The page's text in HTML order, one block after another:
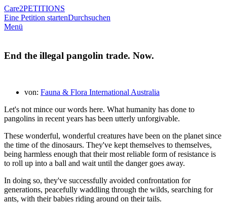
Care2PETITIONS
Eine Petition startenDurchsuchen
Menü
End the illegal pangolin trade. Now.
von: Fauna & Flora International Australia
Let's not mince our words here. What humanity has done to
pangolins in recent years has been utterly unforgivable.
These wonderful, wonderful creatures have been on the planet since
the time of the dinosaurs. They've kept themselves to themselves,
being harmless enough that their most reliable form of resistance is
to roll up into a ball and wait until the danger goes away.
In doing so, they've successfully avoided confrontation for
generations, peacefully waddling through the wilds, searching for
ants, with their babies riding around on their tails.